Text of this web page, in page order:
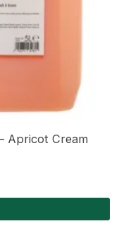
Apricot Cream